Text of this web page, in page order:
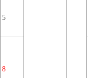
5
8